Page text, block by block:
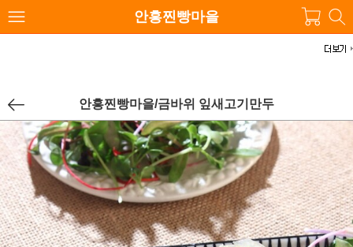
안흥찐빵마을
안흥찐빵마을/금바위 잎새고기만두